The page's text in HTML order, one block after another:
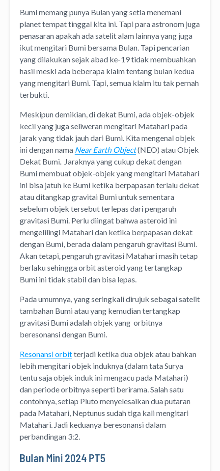
Bumi memang punya Bulan yang setia menemani
planet tempat tinggal kita ini. Tapi para astronom juga
penasaran apakah ada satelit alam lainnya yang juga
ikut mengitari Bumi bersama Bulan. Tapi pencarian
yang dilakukan sejak abad ke-19 tidak membuahkan
hasil meski ada beberapa klaim tentang bulan kedua
yang mengitari Bumi. Tapi, semua klaim itu tak pernah
terbukti.
Meskipun demikian, di dekat Bumi, ada objek-objek
kecil yang juga seliweran mengitari Matahari pada
jarak yang tidak jauh dari Bumi. Kita mengenal objek
ini dengan nama Near Earth Object(NEO) atau Objek
Dekat Bumi. Jaraknya yang cukup dekat dengan
Bumi membuat objek-objek yang mengitari Matahari
ini bisa jatuh ke Bumi ketika berpapasan terlalu dekat
atau ditangkap gravitai Bumi untuk sementara
sebelum objek tersebut terlepas dari pengaruh
gravitasi Bumi. Perlu diingat bahwa asteroid ini
mengelilingi Matahari dan ketika berpapasan dekat
dengan Bumi, berada dalam pengaruh gravitasi Bumi.
Akan tetapi, pengaruh gravitasi Matahari masih tetap
berlaku sehingga orbit asteroid yang tertangkap
Bumi ini tidak stabil dan bisa lepas.
Pada umumnya, yang seringkali dirujuk sebagai satelit
tambahan Bumi atau yang kemudian tertangkap
gravitasi Bumi adalah objek yang orbitnya
beresonansi dengan Bumi.
Resonansi orbitterjadi ketika dua objek atau bahkan
lebih mengitari objek induknya (dalam tata Surya
tentu saja objek induk ini mengacu pada Matahari)
dan periode orbitnya seperti berirama. Salah satu
contohnya, setiap Pluto menyelesaikan dua putaran
pada Matahari, Neptunus sudah tiga kali mengitari
Matahari. Jadi keduanya beresonansi dalam
perbandingan 3:2.
Bulan Mini 2024 PT5